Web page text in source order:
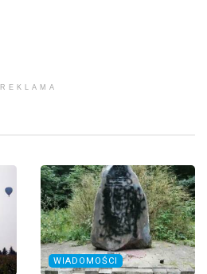
REKLAMA
WIADOMOŚCI